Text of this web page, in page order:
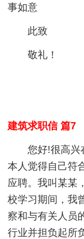
事如意
此致
敬礼！
建筑求职信 篇7
您好!很高兴
本人觉得自己符
应聘。我叫某某
校学习期间，我
察和与有关人员
行业并担负起所